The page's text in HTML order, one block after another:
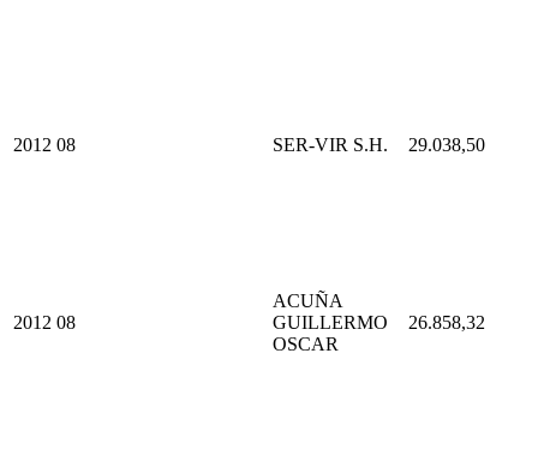
2012 08 SER-VIR S.H. 29.038,50
2012 08
ACUÑA
GUILLERMO
OSCAR
26.858,32